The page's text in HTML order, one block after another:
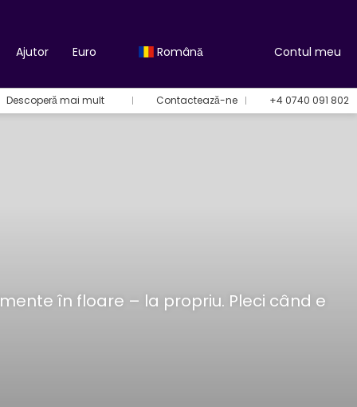
Ajutor Euro Română Contul meu
Descoperă mai mult Contactează-ne +4 0740 091 802
în floare – la propriu. Pleci când e